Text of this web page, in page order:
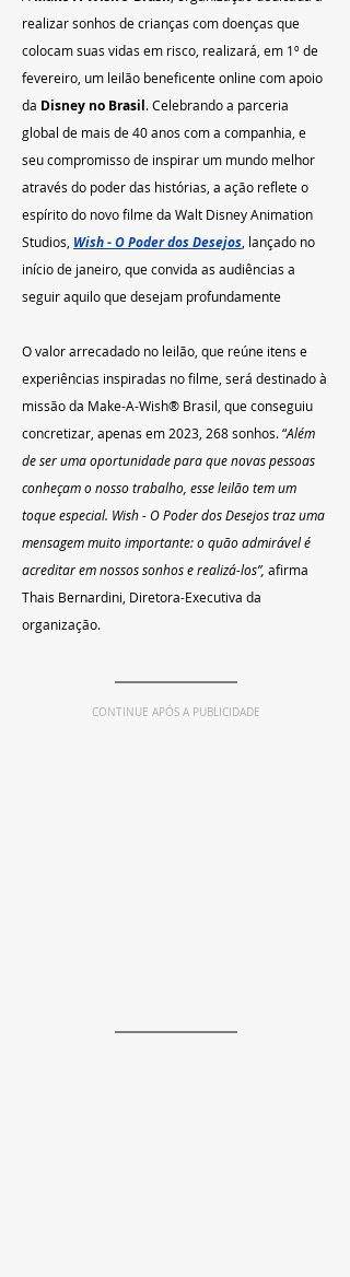
realizar sonhos de crianças com doenças que
colocam suas vidas em risco, realizará, em 1º de
fevereiro, um leilão beneficente online com apoio
da Disney no Brasil. Celebrando a parceria
global de mais de 40 anos com a companhia, e
seu compromisso de inspirar um mundo melhor
através do poder das histórias, a ação reflete o
espírito do novo filme da Walt Disney Animation
Studios, Wish - O Poder dos Desejos , lançado no
início de janeiro, que convida as audiências a
seguir aquilo que desejam profundamente
O valor arrecadado no leilão, que reúne itens e
experiências inspiradas no filme, será destinado à
missão da Make-A-Wish® Brasil, que conseguiu
concretizar, apenas em 2023, 268 sonhos. “Além
de ser uma oportunidade para que novas pessoas
conheçam o nosso trabalho, esse leilão tem um
toque especial. Wish - O Poder dos Desejos traz uma
mensagem muito importante: o quão admirável é
acreditar em nossos sonhos e realizá-los”, afirma
Thais Bernardini, Diretora-Executiva da
organização.
CONTINUE APÓS A PUBLICIDADE